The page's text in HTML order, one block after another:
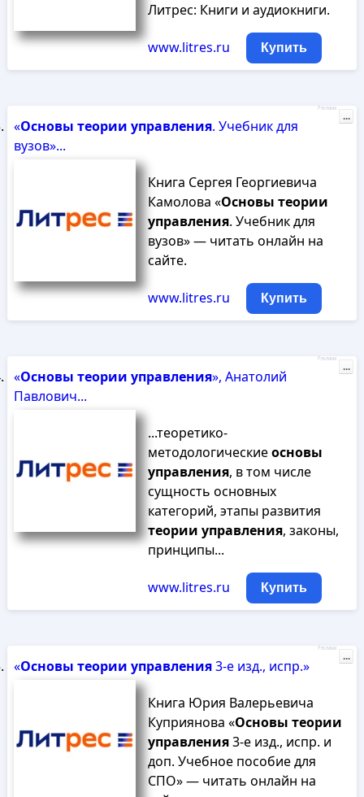
Литрес: Книги и аудиокниги.
www.litres.ru Купить
«Основы теории управления. Учебник для
вузов»...
Книга Сергея Георгиевича
Камолова «Основы теории
управления. Учебник для
вузов» — читать онлайн на
сайте.
www.litres.ru Купить
Реклама
...
«Основы теории управления», Анатолий
Павлович...
...теоретико-
методологическиеосновы
управления, в том числе
сущность основных
категорий, этапы развития
теории управления, законы,
принципы...
www.litres.ru Купить
Реклама
...
«Основы теории управления3-е изд., испр.»
Книга Юрия Валерьевича
Куприянова «Основы теории
управления3-е изд., испр. и
доп. Учебное пособие для
СПО» — читать онлайн на
Реклама
...